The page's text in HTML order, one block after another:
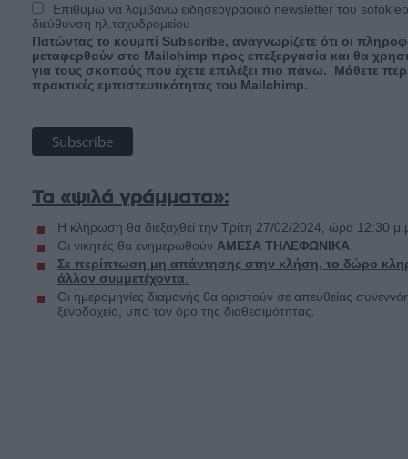
Επιθυμώ να λαμβάνω ειδησεογραφικό newsletter του
διεύθυνση ηλ.ταχυδρομείου
Πατώντας το κουμπί Subscribe, αναγνωρίζετε ότι οι
μεταφερθούν στο Mailchimp προς επεξεργασία και θα
για τους σκοπούς που έχετε επιλέξει πιο πάνω. Μάθετε
πρακτικές εμπιστευτικότητας του Mailchimp.
Τα «ψιλά γράμματα»:
Η κλήρωση θα διεξαχθεί την Τρίτη 27/02/2024, ώρα 12:30
Οι νικητές θα ενημερωθούν ΑΜΕΣΑ ΤΗΛΕΦΩΝΙΚΑ
Σε περίπτωση μη απάντησης στην κλήση, το δώρο
άλλον συμμετέχοντα
Οι ημερομηνίες διαμονής θα οριστούν σε απευθείας
ξενοδοχείο, υπό τον όρο της διαθεσιμότητας.